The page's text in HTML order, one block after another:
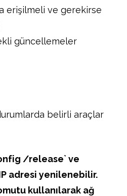
erişilmeli ve gerekirse
güncellemeler
belirli araçlar
/release` ve
adresi yenilenebilir.
kullanılarak ağ